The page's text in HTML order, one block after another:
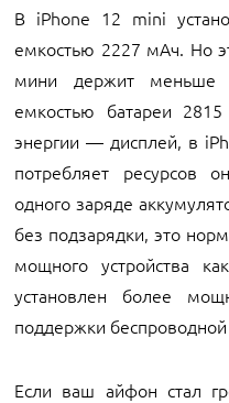
В iPhone 12 mini
емкостью 2227 мАч. Но
мини держит
емкостью батареи
энергии — дисплей, в
потребляет
одного заряде
без подзарядки, это
мощного устройства
установлен более
поддержки
Если ваш айфон стал